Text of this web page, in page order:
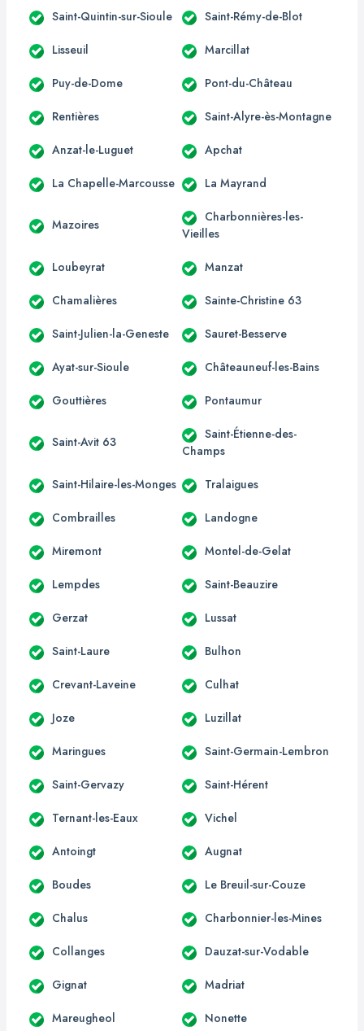
Saint-Quintin-sur-Sioule Saint-Rémy-de-Blot
Lisseuil Marcillat
Puy-de-Dome Pont-du-Château
Rentières Saint-Alyre-ès-Montagne
Anzat-le-Luguet Apchat
La Chapelle-Marcousse La Mayrand
Mazoires
Charbonnières-les-
Vieilles
Loubeyrat Manzat
Chamalières Sainte-Christine 63
Saint-Julien-la-Geneste Sauret-Besserve
Ayat-sur-Sioule Châteauneuf-les-Bains
Gouttières Pontaumur
Saint-Avit 63
Saint-Étienne-des-
Champs
Saint-Hilaire-les-Monges Tralaigues
Combrailles Landogne
Miremont Montel-de-Gelat
Lempdes Saint-Beauzire
Gerzat Lussat
Saint-Laure Bulhon
Crevant-Laveine Culhat
Joze Luzillat
Maringues Saint-Germain-Lembron
Saint-Gervazy Saint-Hérent
Ternant-les-Eaux Vichel
Antoingt Augnat
Boudes Le Breuil-sur-Couze
Chalus Charbonnier-les-Mines
Collanges Dauzat-sur-Vodable
Gignat Madriat
Mareugheol Nonette